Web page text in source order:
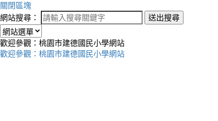
關閉區塊
網站搜尋：
送出搜尋
歡迎參觀：桃園市建德國民小學網站
歡迎參觀：桃園市建德國民小學網站